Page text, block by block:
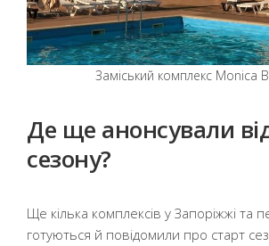
Заміський комплекс Monica
Де ще анонсували
сезону?
Ще кілька комплексів у Запоріжжі та
готуються й повідомили про старт